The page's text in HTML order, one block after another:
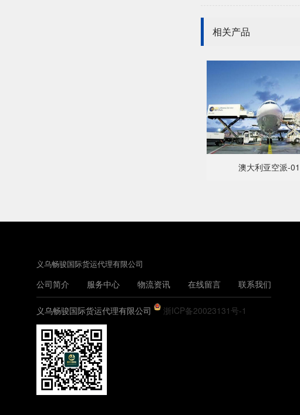
相关产品
澳大利亚空派-01
义乌畅骏国际货运代理有限公司
公司简介 服务中心 物流资讯 在线留言 联系我们
义乌畅骏国际货运代理有限公司 浙ICP备20023131号-1